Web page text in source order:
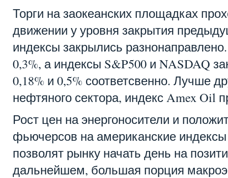
Торги на заокеанских площадках
движении у уровня закрытия
индексы закрылись
0,3%, а индексы S&P500 и NASDAQ
0,18% и 0,5% соответсвенно. Лучше
нефтяного сектора, индекс Amex Oil
Рост цен на энергоносители и
фьючерсов на американские
позволят рынку начать день на
дальнейшем, большая порция